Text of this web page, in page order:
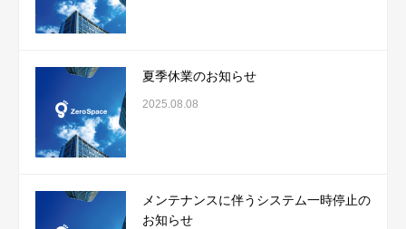
夏季休業のお知らせ
2025.08.08
メンテナンスに伴うシステム一時停止の
お知らせ